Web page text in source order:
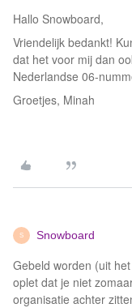
Hallo Snowboard,
Vriendelijk bedankt!
dat het voor mij dan
Nederlandse 06-
Groetjes, Minah
S Snowboard
Gebeld worden (uit
oplet dat je niet
organisatie achter